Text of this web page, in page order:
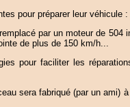
pour préparer leur véhicule :
par un moteur de
de plus de 150 km/h...
pour faciliter les
sera fabriqué (par un ami) à